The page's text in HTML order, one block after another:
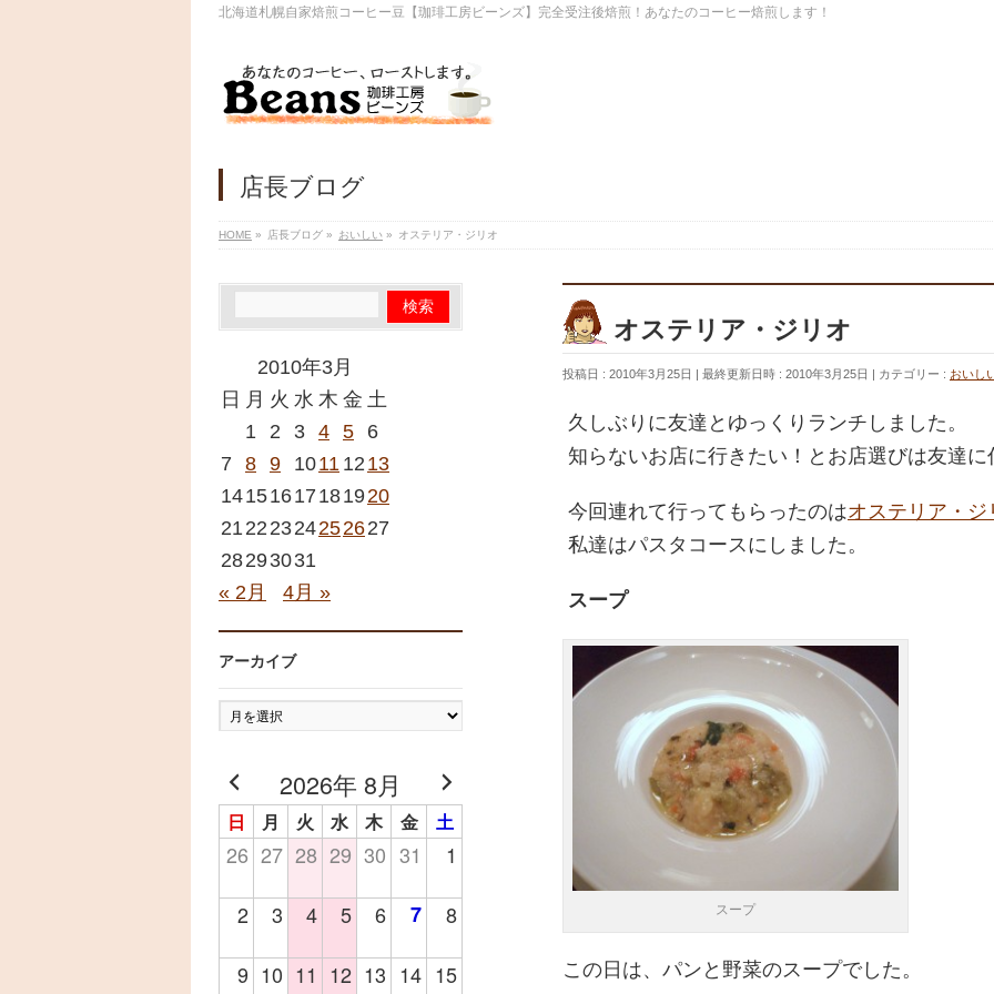
北海道札幌自家焙煎コーヒー豆【珈琲工房ビーンズ】完全受注後焙煎！あなたのコーヒー焙煎します！
店長ブログ
HOME » 店長ブログ » おいしい » オステリア・ジリオ
オステリア・ジリオ
投稿日 : 2010年3月25日 最終更新日時 : 2010年3月25日 カテゴリー : おいし
久しぶりに友達とゆっくりランチしました。
知らないお店に行きたい！とお店選びは友達
今回連れて行ってもらったのはオステリア・ジ
私達はパスタコースにしました。
スープ
スープ
この日は、パンと野菜のスープでした。
2010年3月
日 月 火 水 木 金 土
1
2 3 4 5
6
7
8 9 1011 12 13
14151617 181920
2122 2324252627
28293031
« 2月
4月 »
アーカイブ
ア
ー
イ
ブ
2026年 8月
日 月 火 水 木 金 土
26 27 28 29 30 31 1
2 3 4 5 6 7 8
9 10 11 12 13 14 15